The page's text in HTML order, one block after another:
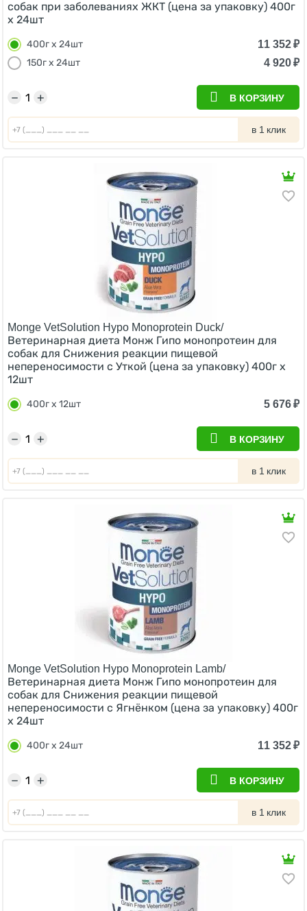
собак при заболеваниях ЖКТ (цена за упаковку) 400г
х 24шт
400г х 24шт 11 352₽
150г х 24шт
4 920₽
+
− В КОРЗИНУ
в 1 клик
Monge VetSolution Hypo Monoprotein Duck/
Ветеринарная диета Монж Гипо монопротеин для
собак для Снижения реакции пищевой
непереносимости с Уткой (цена за упаковку) 400г х
12шт
400г х 12шт 5 676₽
+
− В КОРЗИНУ
в 1 клик
Monge VetSolution Hypo Monoprotein Lamb/
Ветеринарная диета Монж Гипо монопротеин для
собак для Снижения реакции пищевой
непереносимости с Ягнёнком (цена за упаковку) 400г
х 24шт
400г х 24шт 11 352₽
+
− В КОРЗИНУ
в 1 клик